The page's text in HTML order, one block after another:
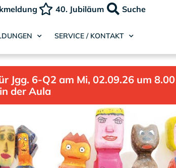
40. Jubiläum Suche
SERVICE / KONTAKT
6-Q2 am Mi, 02.09.26 um
der Aula